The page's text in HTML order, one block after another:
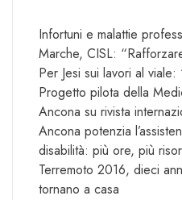
Infortuni e malattie
Marche, CISL:
Per Jesi sui lavori al
Progetto pilota della
Ancona su rivista
Ancona potenzia
disabilità: più ore, più
Terremoto 2016, dieci
tornano a casa